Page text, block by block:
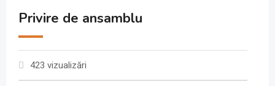
Privire de ansamblu
423 vizualizări